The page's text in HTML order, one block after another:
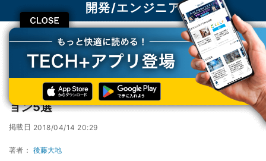
CLOSE
開発/エンジニア
TECH+ 企業IT
開発/エンジニア
無償のWindows 10向けメールアプリケーション5選
無償のWindows 10向けメールアプリケーシ
ョン5選
掲載日 2018/04/14 20:29
著者： 後藤大地